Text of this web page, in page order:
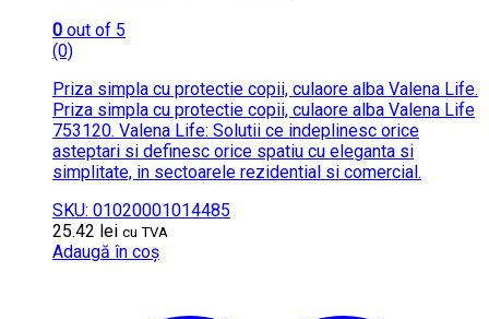
0 out of 5
(0)
Priza simpla cu protectie copii, culaore alba Valena Life.
Priza simpla cu protectie copii, culaore alba Valena Life
753120. Valena Life: Solutii ce indeplinesc orice
asteptari si definesc orice spatiu cu eleganta si
simplitate, in sectoarele rezidential si comercial.
SKU: 01020001014485
25.42 lei cu TVA
Adaugă în coș